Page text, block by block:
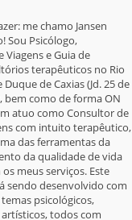
me chamo Jansen
Sou Psicólogo,
Viagens e Guia de
terapêuticos no Rio
de Caxias (Jd. 25 de
bem como de forma ON
atuo como Consultor de
com intuito terapêutico,
das ferramentas da
da qualidade de vida
meus serviços. Este
sendo desenvolvido com
psicológicos,
todos com